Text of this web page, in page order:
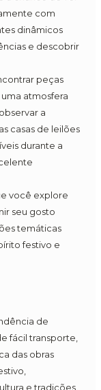
com
dinâmicos
e descobrir
peças
atmosfera
a
casas de leilões
durante a
você explore
seu gosto
temáticas
festivo e
de
fácil transporte,
das obras
e tradições.